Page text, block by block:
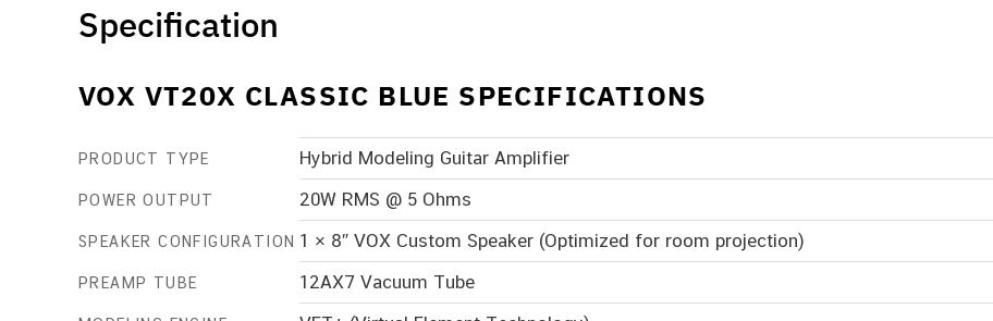
Specification
VOX VT20X CLASSIC BLUE SPECIFICATIONS
PRODUCT TYPE Hybrid Modeling Guitar Amplifier
POWER OUTPUT 20W RMS @ 5 Ohms
SPEAKER CONFIGURATION 1 × 8″ VOX Custom Speaker (Optimized for room projection)
PREAMP TUBE 12AX7 Vacuum Tube